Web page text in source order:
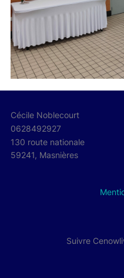
Cécile Noblecourt
0628492927
130 route nationale
59241, Masnières
Suivre